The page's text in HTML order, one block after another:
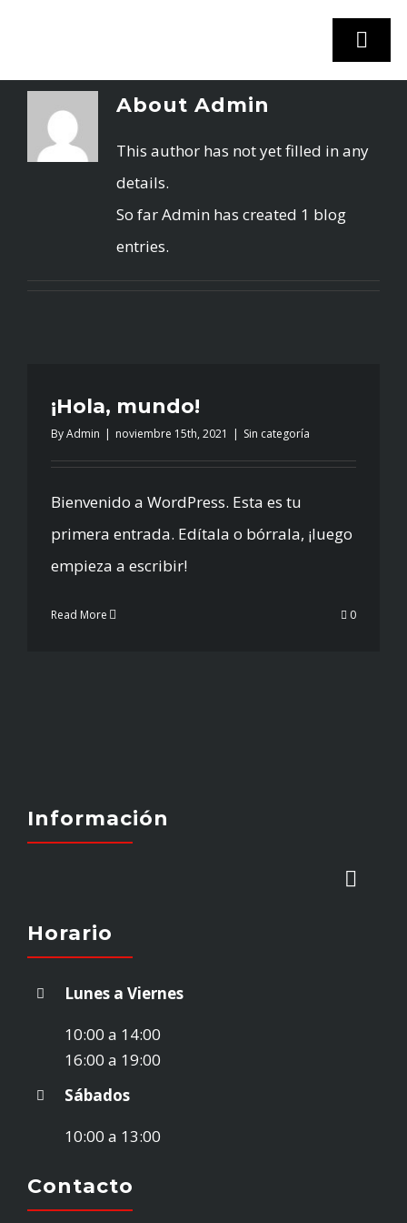
content
About Admin
This author has not yet filled in any
details.
So far Admin has created 1 blog
entries.
¡Hola, mundo!
ByAdmin | noviembre 15th, 2021 | Sin categoría
Bienvenido a WordPress. Esta es tu
primera entrada. Edítala o bórrala, ¡luego
empieza a escribir!
Read More 0
Información
STOCK VEHÍCULOS
¿VENDES TU COCHE?
CONTACTO
Horario
Lunes a Viernes
10:00 a 14:00
16:00 a 19:00
Sábados
10:00 a 13:00
Contacto